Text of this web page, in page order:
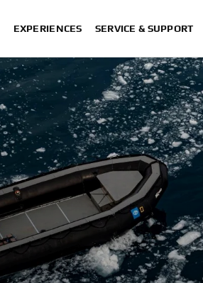
EXPERIENCES SERVICE & SUPPORT